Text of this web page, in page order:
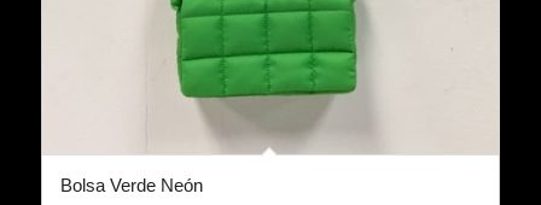
Bolsa Verde Neón